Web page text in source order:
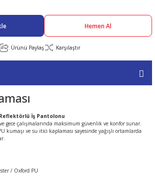
Hemen Al
Ürünü Paylaş Karşılaştır
İş Pantolonu
gece çalışmalarında maksimum güvenlik ve konfor sunar.
kumaşı ve su itici kaplaması sayesinde yağışlı ortamlarda
/ Oxford PU